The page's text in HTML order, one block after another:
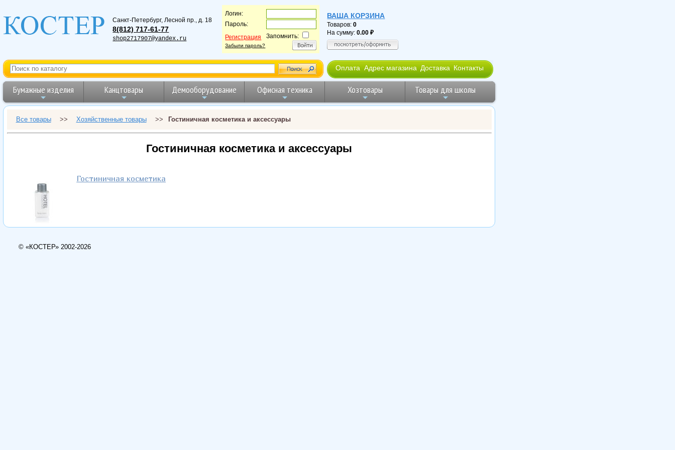
Санкт-Петербург, Лесной пр., д. 18
8(812) 717-61-77
shop2717907@yandex.ru
Логин:
Пароль:
Регистрация
Забыли пароль?
Запомнить:
ВАША КОРЗИНА
Товаров:0
На сумму:0.00
Оплата Адрес магазина Доставка Контакты
Бумажные изделия Канцтовары Демооборудование Офисная техника Хозтовары Товары для школы
Все товары >> Хозяйственные товары >> Гостиничная косметика и аксессуары
Гостиничная косметика и аксессуары
Гостиничная косметика
© «КОСТЕР» 2002-2026